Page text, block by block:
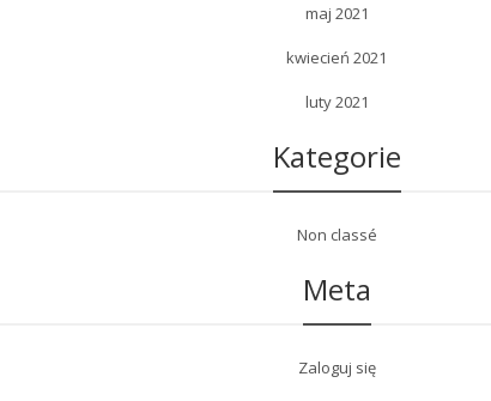
maj 2021
kwiecień 2021
luty 2021
Kategorie
Non classé
Meta
Zaloguj się